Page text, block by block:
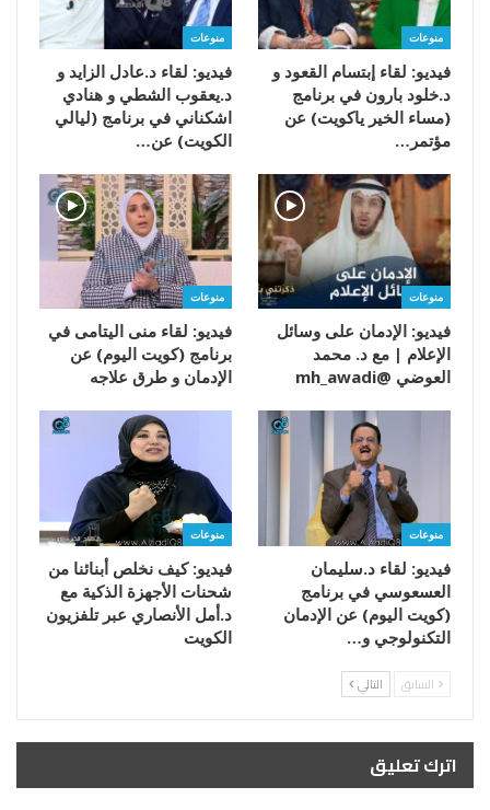
منوعات
فيديو: لقاء إبتسام القعود و
د.خلود بارون في برنامج
(مساء الخير ياكويت) عن
مؤتمر…
منوعات
فيديو: لقاء د.عادل الزايد و
د.يعقوب الشطي و هنادي
اشكناني في برنامج (ليالي
الكويت) عن…
منوعات
فيديو: الإدمان على وسائل
الإعلام | مع د. محمد
العوضي @mh_awadi
منوعات
فيديو: لقاء منى اليتامى في
برنامج (كويت اليوم) عن
الإدمان و طرق علاجه
منوعات
فيديو: لقاء د.سليمان
العسعوسي في برنامج
(كويت اليوم) عن الإدمان
التكنولوجي و…
منوعات
فيديو: كيف نخلص أبنائنا من
شحنات الأجهزة الذكية مع
د.أمل الأنصاري عبر تلفزيون
الكويت
السابق التالي
اترك تعليق